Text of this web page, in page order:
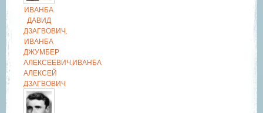
ИВАНБА
ДАВИД
ДЗАГВОВИЧ,
ИВАНБА
ДЖУМБЕР
АЛЕКСЕЕВИЧ,ИВАНБА
АЛЕКСЕЙ
ДЗАГВОВИЧ